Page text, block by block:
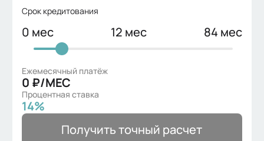
Срок кредитования
0 мес 12 мес 84 мес
Ежемесячный платёж
0 ₽/МЕС
Процентная ставка
14%
Получить точный расчет